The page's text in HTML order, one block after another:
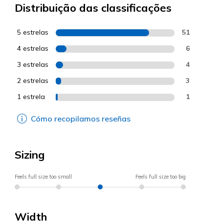
Distribuição das classificações
5 estrelas 51
4 estrelas 6
3 estrelas 4
2 estrelas 3
1 estrela 1
Cómo recopilamos reseñas
Sizing
Feels full size too small Feels full size too big
Width